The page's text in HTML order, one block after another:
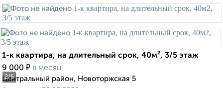
2/5
1-к квартира, на длительный срок, 40м², 3/5 этаж
9 000 ₽ в месяц
Центральный район, Новоторжская 5